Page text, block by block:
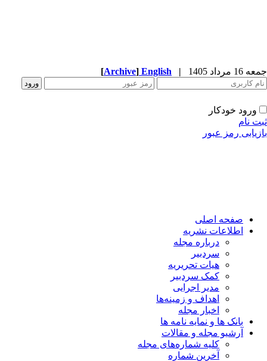
مرداد 1405 |
English
[Archive]
ورود خودکار
نام
رمز عبور
صفحه اصلی
اطلاعات نشریه
درباره مجله
سردبیر
هیات تحریریه
کمک سردبیر
مدیر اجرایی
اهداف و زمینه‌ها
اخبار مجله
بانک ها و نمایه نامه ها
آرشیو مجله و مقالات
کلیه شماره‌های مجله
آخرین شماره